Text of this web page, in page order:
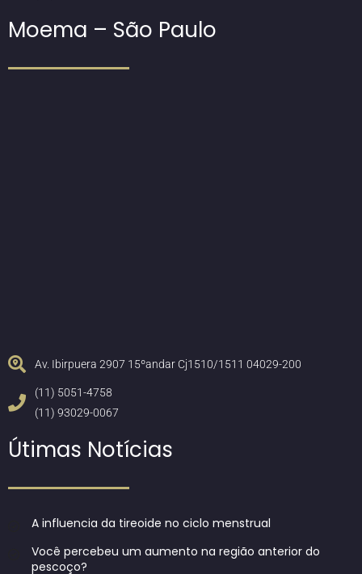
Moema – São Paulo
Av. Ibirpuera 2907 15ºandar Cj1510/1511 04029-200
(11) 5051-4758
(11) 93029-0067
Útimas Notícias
A influencia da tireoide no ciclo menstrual
Você percebeu um aumento na região anterior do
pescoço?